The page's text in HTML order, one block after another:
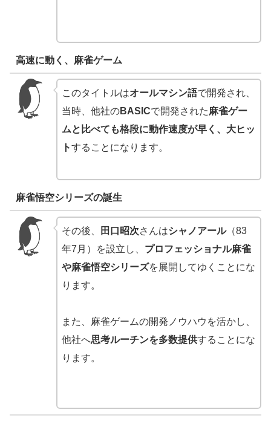
高速に動く、麻雀ゲーム
このタイトルはオールマシン語で開発され、
当時、他社のBASICで開発された麻雀ゲー
ムと比べても格段に動作速度が早く、大ヒッ
トすることになります。
麻雀悟空シリーズの誕生
その後、 田口昭次さんはシャノアール（83
年7月）を設立し、 プロフェッショナル麻雀
や麻雀悟空シリーズを展開してゆくことにな
ります。
また、麻雀ゲームの開発ノウハウを活かし、
他社へ思考ルーチンを多数提供することにな
ります。